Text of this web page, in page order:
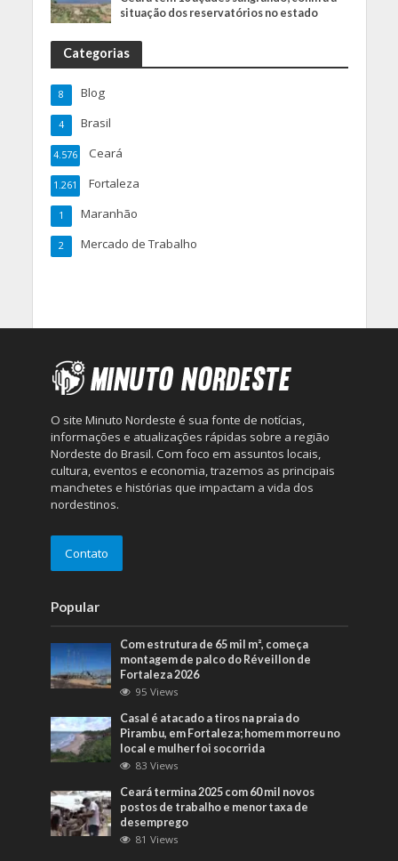
situação dos reservatórios no estado
Categorias
Blog
8
Brasil
4
Ceará
4.576
Fortaleza
1.261
Maranhão
1
Mercado de Trabalho
2
O site Minuto Nordeste é sua fonte de notícias,
informações e atualizações rápidas sobre a região
Nordeste do Brasil. Com foco em assuntos locais,
cultura, eventos e economia, trazemos as principais
manchetes e histórias que impactam a vida dos
nordestinos.
Contato
Popular
Com estrutura de 65 mil m², começa
montagem de palco do Réveillon de
Fortaleza 2026
95 Views
Casal é atacado a tiros na praia do
Pirambu, em Fortaleza; homem morreu no
local e mulher foi socorrida
83 Views
Ceará termina 2025 com 60 mil novos
postos de trabalho e menor taxa de
desemprego
81 Views